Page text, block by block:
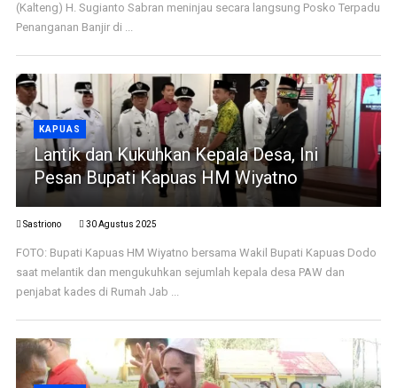
(Kalteng) H. Sugianto Sabran meninjau secara langsung Posko Terpadu
Penanganan Banjir di ...
KAPUAS
Lantik dan Kukuhkan Kepala Desa, Ini
Pesan Bupati Kapuas HM Wiyatno
Sastriono 30 Agustus 2025
FOTO: Bupati Kapuas HM Wiyatno bersama Wakil Bupati Kapuas Dodo
saat melantik dan mengukuhkan sejumlah kepala desa PAW dan
penjabat kades di Rumah Jab ...